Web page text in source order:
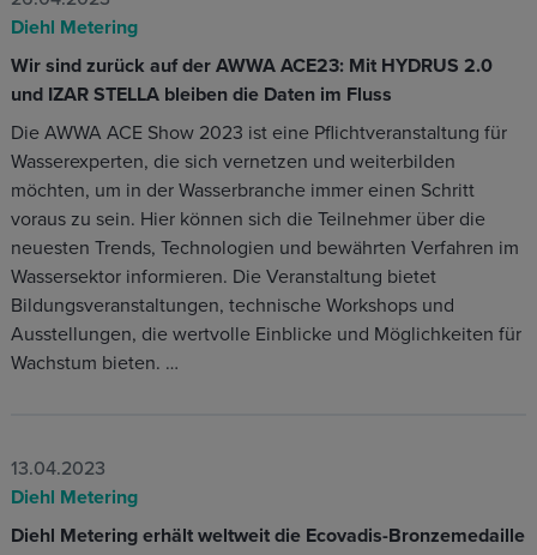
Diehl Metering
Wir sind zurück auf der AWWA ACE23: Mit HYDRUS 2.0
und IZAR STELLA bleiben die Daten im Fluss
Die AWWA ACE Show 2023 ist eine Pflichtveranstaltung für
Wasserexperten, die sich vernetzen und weiterbilden
möchten, um in der Wasserbranche immer einen Schritt
voraus zu sein. Hier können sich die Teilnehmer über die
neuesten Trends, Technologien und bewährten Verfahren im
Wassersektor informieren. Die Veranstaltung bietet
Bildungsveranstaltungen, technische Workshops und
Ausstellungen, die wertvolle Einblicke und Möglichkeiten für
Wachstum bieten. …
13.04.2023
Diehl Metering
Diehl Metering erhält weltweit die Ecovadis-Bronzemedaille